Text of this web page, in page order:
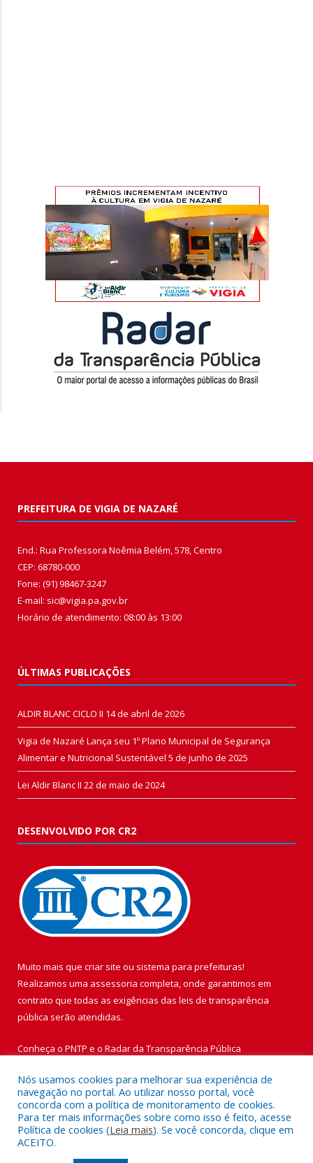
PREFEITURA DE VIGIA DE NAZARÉ
End.: Rua Professora Noêmia Belém, 578, Centro
CEP: 68780-000
Fone: (91) 98467-3247
E-mail: sic@vigia.pa.gov.br
Horário de atendimento: 08:00 às 13:00
ÚLTIMAS PUBLICAÇÕES
ALDIR BLANC CICLO II 14 de abril de 2026
Vigia de Nazaré Lança seu 1º Plano Municipal de Segurança
Alimentar e Nutricional Sustentável 5 de junho de 2025
Lei Aldir Blanc II 22 de maio de 2024
DESENVOLVIDO POR CR2
Muito mais que criar site ou sistema para prefeituras!
Realizamos uma assessoria completa, onde garantimos em
contrato que todas as exigências das leis de transparência
pública serão atendidas.
Conheça o PNTP e o Radar da Transparência Pública
Todos os direitos reservados a Prefeitura Municipal de Vigia de
Nazaré.
Nós usamos cookies para melhorar sua experiência de
navegação no portal. Ao utilizar nosso portal, você
concorda com a política de monitoramento de cookies.
Para ter mais informações sobre como isso é feito, acesse
Política de cookies (Leia mais). Se você concorda, clique em
ACEITO.